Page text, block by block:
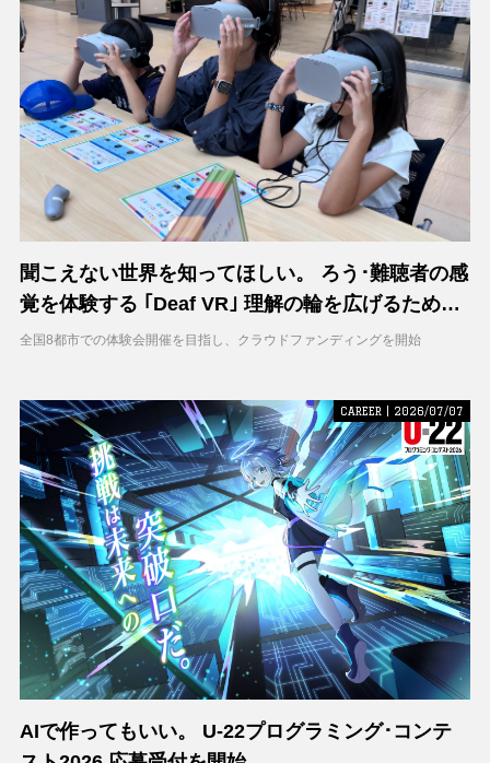
聞こえない世界を知ってほしい。 ろう･難聴者の感
覚を体験する ｢Deaf VR｣ 理解の輪を広げるため支
援募集を開始
全国8都市での体験会開催を目指し、クラウドファンディングを開始
CAREER | 2026/07/07
AIで作ってもいい。 U-22プログラミング･コンテ